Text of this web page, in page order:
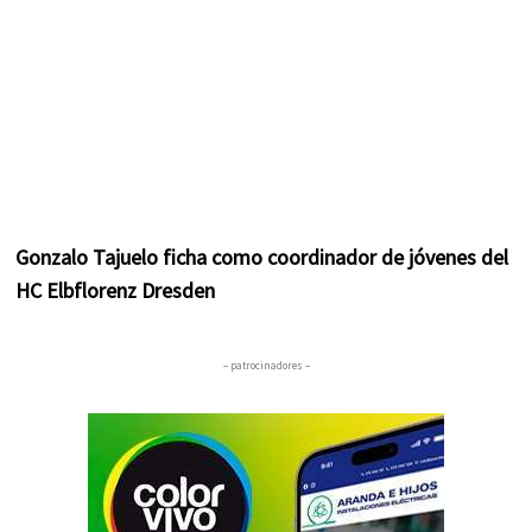
Gonzalo Tajuelo ficha como coordinador de jóvenes del
HC Elbflorenz Dresden
– patrocinadores –